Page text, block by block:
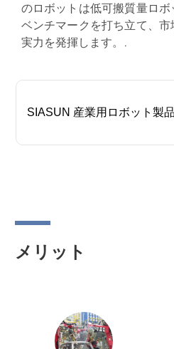
のロボットは低可搬質量ロ
ベンチマークを打ち立て、
実力を発揮します。.
SIASUN 産業用ロボット製
メリット